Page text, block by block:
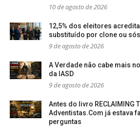
10 de agosto de 2026
12,5% dos eleitores
substituído por clone ou
9 de agosto de 2026
A Verdade não cabe mais
da IASD
9 de agosto de 2026
Antes do livro RECLAIMING
Adventistas.Com já estava
perguntas